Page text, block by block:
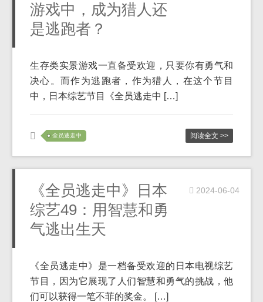
游戏中，成为猎人还
是逃跑者？
生存类实景游戏一直备受欢迎，只要你有勇气和
决心。而作为逃跑者，作为猎人，在这个节目
中，日本综艺节目《全员逃走中 […]
全员逃走中 阅读全文 >>
《全员逃走中》日本
综艺49：用智慧和勇
气逃出生天
2024-06-04
《全员逃走中》是一档备受欢迎的日本电视综艺
节目，因为它展现了人们智慧和勇气的挑战，他
们可以获得一笔不菲的奖金。 […]